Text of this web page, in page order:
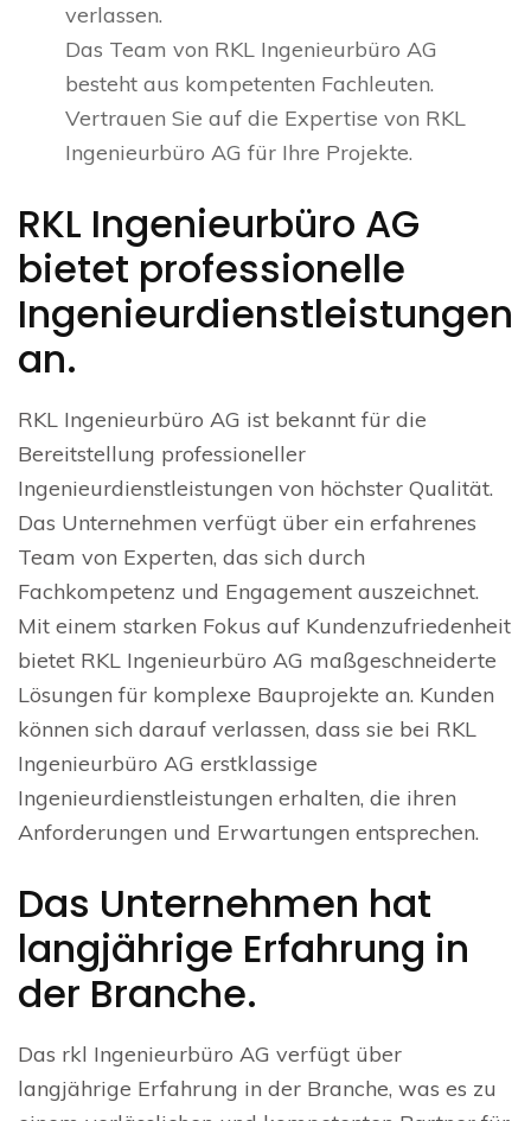
verlassen.
Das Team von RKL Ingenieurbüro AG
besteht aus kompetenten Fachleuten.
Vertrauen Sie auf die Expertise von RKL
Ingenieurbüro AG für Ihre Projekte.
RKL Ingenieurbüro AG
bietet professionelle
Ingenieurdienstleistungen
an.
RKL Ingenieurbüro AG ist bekannt für die
Bereitstellung professioneller
Ingenieurdienstleistungen von höchster Qualität.
Das Unternehmen verfügt über ein erfahrenes
Team von Experten, das sich durch
Fachkompetenz und Engagement auszeichnet.
Mit einem starken Fokus auf Kundenzufriedenheit
bietet RKL Ingenieurbüro AG maßgeschneiderte
Lösungen für komplexe Bauprojekte an. Kunden
können sich darauf verlassen, dass sie bei RKL
Ingenieurbüro AG erstklassige
Ingenieurdienstleistungen erhalten, die ihren
Anforderungen und Erwartungen entsprechen.
Das Unternehmen hat
langjährige Erfahrung in
der Branche.
Das rkl Ingenieurbüro AG verfügt über
langjährige Erfahrung in der Branche, was es zu